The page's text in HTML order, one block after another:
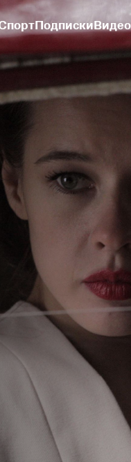
Подписки